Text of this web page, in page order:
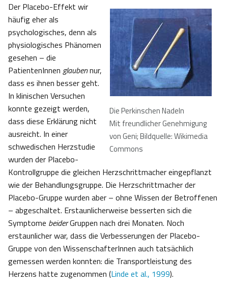
Die Perkinschen Nadeln
Mit freundlicher Genehmigung
von Geni; Bildquelle: Wikimedia
Commons
Der Placebo-Effekt wir
häufig eher als
psychologisches, denn als
physiologisches Phänomen
gesehen – die
PatientenInnen glaubennur,
dass es ihnen besser geht.
In klinischen Versuchen
konnte gezeigt werden,
dass diese Erklärung nicht
ausreicht. In einer
schwedischen Herzstudie
wurden der Placebo-
Kontrollgruppe die gleichen Herzschrittmacher eingepflanzt
wie der Behandlungsgruppe. Die Herzschrittmacher der
Placebo-Gruppe wurden aber – ohne Wissen der Betroffenen
– abgeschaltet. Erstaunlicherweise besserten sich die
Symptome beiderGruppen nach drei Monaten. Noch
erstaunlicher war, dass die Verbesserungen der Placebo-
Gruppe von den WissenschafterInnen auch tatsächlich
gemessen werden konnten: die Transportleistung des
Herzens hatte zugenommen (Linde et al., 1999).